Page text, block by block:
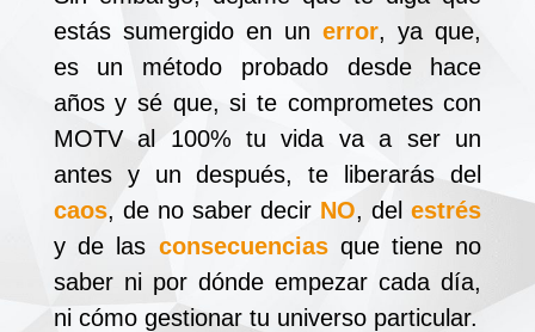
estás sumergido en unerror, ya que,
es un método probado desde hace
años y sé que, si te comprometes con
MOTV al 100% tu vida va a ser un
antes y un después, te liberarás del
caos, de no saber decir NO, delestrés
y de las consecuencias que tiene no
saber ni por dónde empezar cada día,
ni cómo gestionar tu universo particular.